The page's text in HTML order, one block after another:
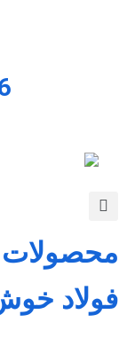
محصولات
فولاد